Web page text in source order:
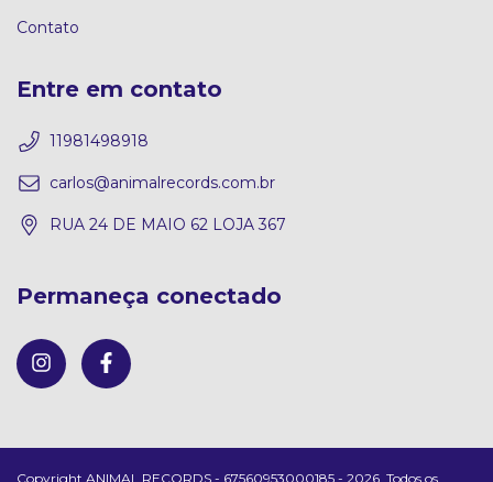
Contato
Entre em contato
11981498918
carlos@animalrecords.com.br
RUA 24 DE MAIO 62 LOJA 367
Permaneça conectado
Copyright ANIMAL RECORDS - 67560953000185 - 2026. Todos os